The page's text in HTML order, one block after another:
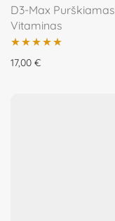
D3-Max Purškiamas
Vitaminas
Įvertinimas:
17,00 €